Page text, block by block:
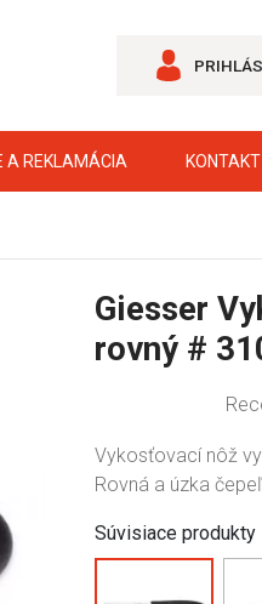
A REKLAMÁCIA KONTAKT
Giesser
rovný #
Vykosťovací nôž
Rovná a úzka
Súvisiace produkty